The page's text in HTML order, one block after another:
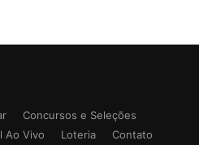
Concursos e Seleções
Ao Vivo Loteria Contato